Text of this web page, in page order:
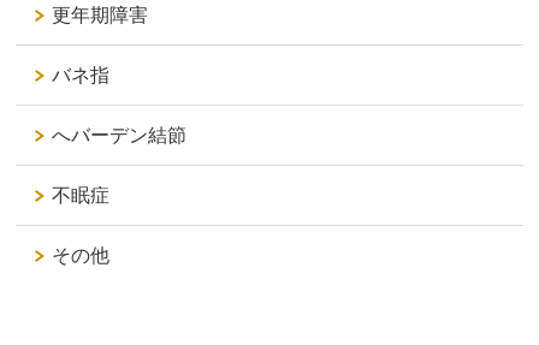
更年期障害
バネ指
へバーデン結節
不眠症
その他